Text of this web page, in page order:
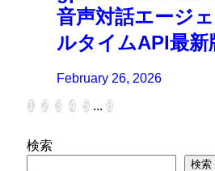
音声対話エージ
ルタイムAPI最新
February 26, 2026
1 2 3 4 5 ... 8
検索
検索